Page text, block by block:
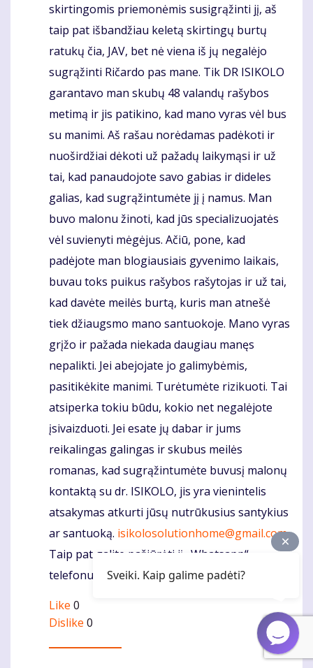
skirtingomis priemonėmis susigrąžinti jį, aš
taip pat išbandžiau keletą skirtingų burtų
ratukų čia, JAV, bet nė viena iš jų negalėjo
sugrąžinti Ričardo pas mane. Tik DR ISIKOLO
garantavo man skubų 48 valandų rašybos
metimą ir jis patikino, kad mano vyras vėl bus
su manimi. Aš rašau norėdamas padėkoti ir
nuoširdžiai dėkoti už pažadų laikymąsi ir už
tai, kad panaudojote savo gabias ir dideles
galias, kad sugrąžintumėte jį į namus. Man
buvo malonu žinoti, kad jūs specializuojatės
vėl suvienyti mėgėjus. Ačiū, pone, kad
padėjote man blogiausiais gyvenimo laikais,
buvau toks puikus rašybos rašytojas ir už tai,
kad davėte meilės burtą, kuris man atnešė
tiek džiaugsmo mano santuokoje. Mano vyras
grįžo ir pažada niekada daugiau manęs
nepalikti. Jei abejojate jo galimybėmis,
pasitikėkite manimi. Turėtumėte rizikuoti. Tai
atsiperka tokiu būdu, kokio net negalėjote
įsivaizduoti. Jei esate jų dabar ir jums
reikalingas galingas ir skubus meilės
romanas, kad sugrąžintumėte buvusį malonų
kontaktą su dr. ISIKOLO, jis yra vienintelis
atsakymas atkurti jūsų nutrūkusius santykius
ar santuoką. isikolosolutionhome@gmail.com
Taip pat galite pažiūrėti jį „Whatsapp“
telefonu +2348133261196
Like 0
Dislike 0
Sveiki. Kaip galime padėti?